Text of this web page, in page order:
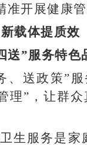
开展健康
载体提质效
送”服务特色
、送政策”
理”，让群
生服务是家